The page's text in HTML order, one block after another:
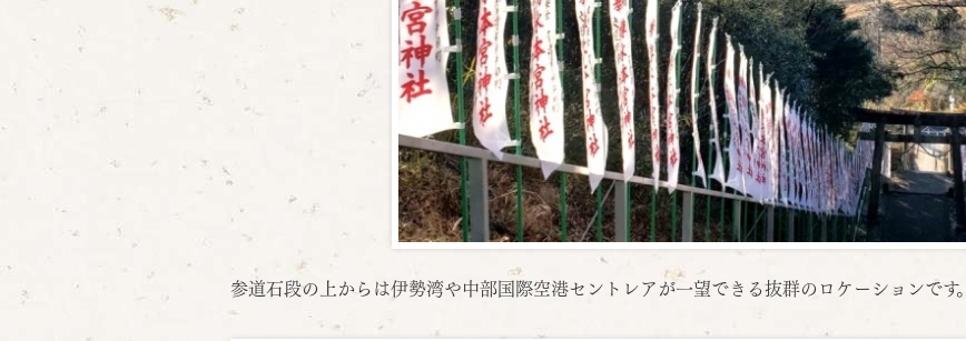
参道石段の上からは伊勢湾や中部国際空港セントレアが一望できる抜群のロケーションです。